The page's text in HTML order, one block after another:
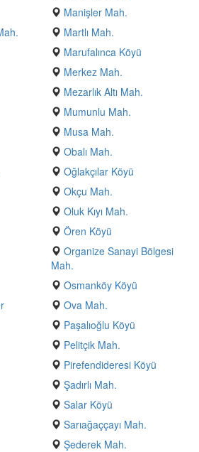
Manişler Mah.
Martlı Mah.
Marufalınca Köyü
Merkez Mah.
Mezarlık Altı Mah.
Mumunlu Mah.
Musa Mah.
Obalı Mah.
Oğlakçılar Köyü
Okçu Mah.
Oluk Kıyı Mah.
Ören Köyü
Organize Sanayi Bölgesi
Mah.
Osmanköy Köyü
Ova Mah.
Paşalıoğlu Köyü
Pelitçik Mah.
Pirefendideresi Köyü
Şadırlı Mah.
Salar Köyü
Sarıağaççayı Mah.
Şederek Mah.